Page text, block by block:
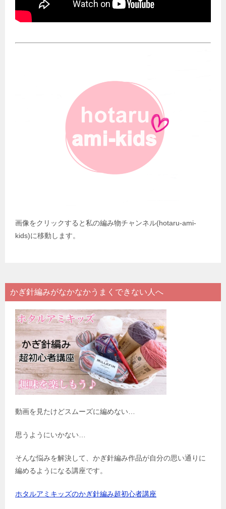
画像をクリックすると私の編み物チャンネル(hotaru-ami-
kids)に移動します。
かぎ針編みがなかなかうまくできない人へ
動画を見たけどスムーズに編めない…
思うようにいかない…
そんな悩みを解決して、かぎ針編み作品が自分の思い通りに
編めるようになる講座です。
ホタルアミキッズのかぎ針編み超初心者講座